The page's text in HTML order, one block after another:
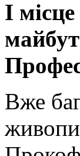
І
Вже